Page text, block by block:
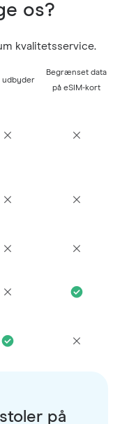
os?
kvalitetsservice.
udbyder
Begrænset data
på eSIM-kort
på